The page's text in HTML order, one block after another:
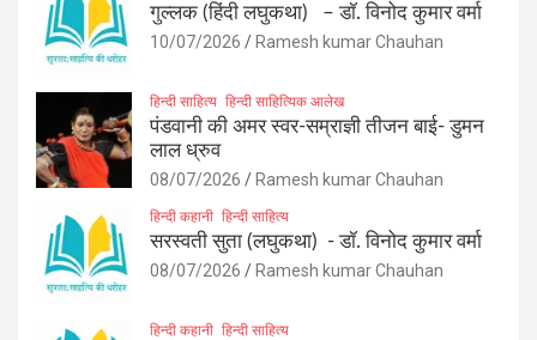
गुल्लक (हिंदी लघुकथा) – डॉ. विनोद कुमार वर्मा
10/07/2026 Ramesh kumar Chauhan
हिन्दी साहित्य हिन्दी साहित्यिक आलेख
पंडवानी की अमर स्वर-सम्राज्ञी तीजन बाई- डुमन
लाल ध्रुव
08/07/2026 Ramesh kumar Chauhan
हिन्दी कहानी हिन्दी साहित्य
सरस्वती सुता (लघुकथा) ​- डॉ. विनोद कुमार वर्मा
08/07/2026 Ramesh kumar Chauhan
हिन्दी कहानी हिन्दी साहित्य